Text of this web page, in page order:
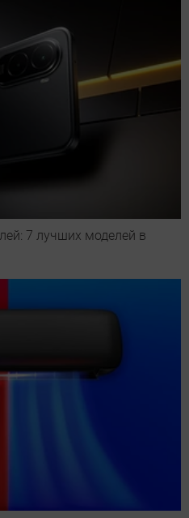
7 лучших моделей в